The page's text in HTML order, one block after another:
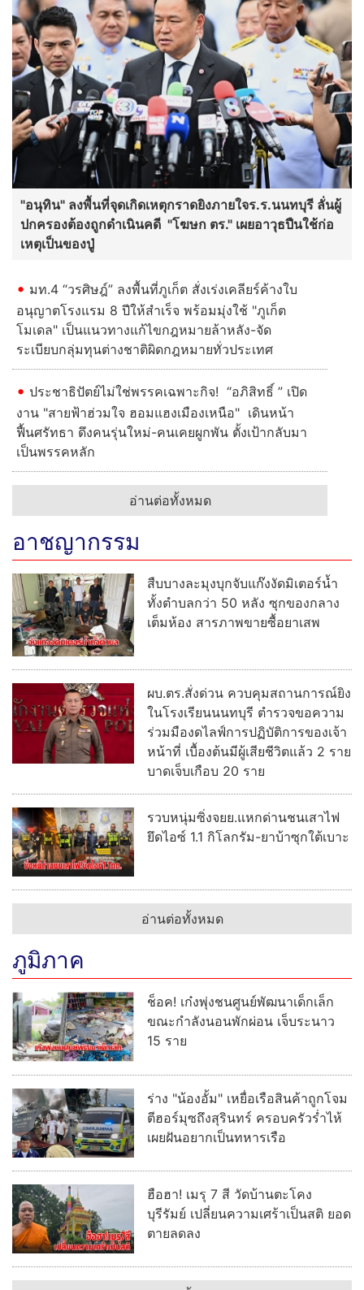
"อนุทิน" ลงพื้นที่จุดเกิดเหตุกราดยิงภายใจร.ร.นนทบุรี ลั่นผู้
ปกครองต้องถูกดําเนินคดี "โฆษก ตร." เผยอาวุธปืนใช้ก่อ
เหตุเป็นของปู่
มท.4 “วรศิษฎ์” ลงพื้นที่ภูเก็ต สั่งเร่งเคลียร์ค้างใบ
อนุญาตโรงแรม 8 ปีให้สำเร็จ พร้อมมุ่งใช้ "ภูเก็ต
โมเดล" เป็นแนวทางแก้ไขกฎหมายล้าหลัง-จัด
ระเบียบกลุ่มทุนต่างชาติผิดกฎหมายทั่วประเทศ
ประชาธิปัตย์ไม่ใช่พรรคเฉพาะกิจ! “อภิสิทธิ์ ” เปิด
งาน "สายฟ้าฮ่วมใจ ฮอมแฮงเมืองเหนือ" เดินหน้า
ฟื้นศรัทธา ดึงคนรุ่นใหม่-คนเคยผูกพัน ตั้งเป้ากลับมา
เป็นพรรคหลัก
อ่านต่อทั้งหมด
อาชญากรรม
สืบบางละมุงบุกจับแก๊งงัดมิเตอร์น้ำ
ทั้งตำบลกว่า 50 หลัง ซุกของกลาง
เต็มห้อง สารภาพขายซื้อยาเสพ
ผบ.ตร.สั่งด่วน ควบคุมสถานการณ์ยิง
ในโรงเรียนนนทบุรี ตำรวจขอความ
ร่วมมืองดไลฟ์การปฏิบัติการของเจ้า
หน้าที่ เบื้องต้นมีผู้เสียชีวิตแล้ว 2 ราย
บาดเจ็บเกือบ 20 ราย
รวบหนุ่มซิ่งจยย.แหกด่านชนเสาไฟ
ยึดไอซ์ 1.1 กิโลกรัม-ยาบ้าซุกใต้เบาะ
อ่านต่อทั้งหมด
ภูมิภาค
ช็อค! เก๋งพุ่งชนศูนย์พัฒนาเด็กเล็ก
ขณะกำลังนอนพักผ่อน เจ็บระนาว
15 ราย
ร่าง "น้องอั้ม" เหยื่อเรือสินค้าถูกโจม
ตีฮอร์มุซถึงสุรินทร์ ครอบครัวร่ำไห้
เผยฝันอยากเป็นทหารเรือ
ฮือฮา! เมรุ 7 สี วัดบ้านตะโคง
บุรีรัมย์ เปลี่ยนความเศร้าเป็นสติ ยอด
ตายลดลง